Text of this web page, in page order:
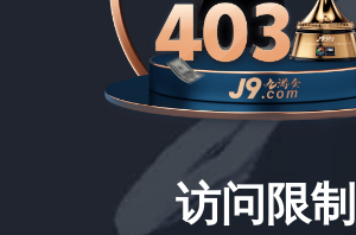
访问限制